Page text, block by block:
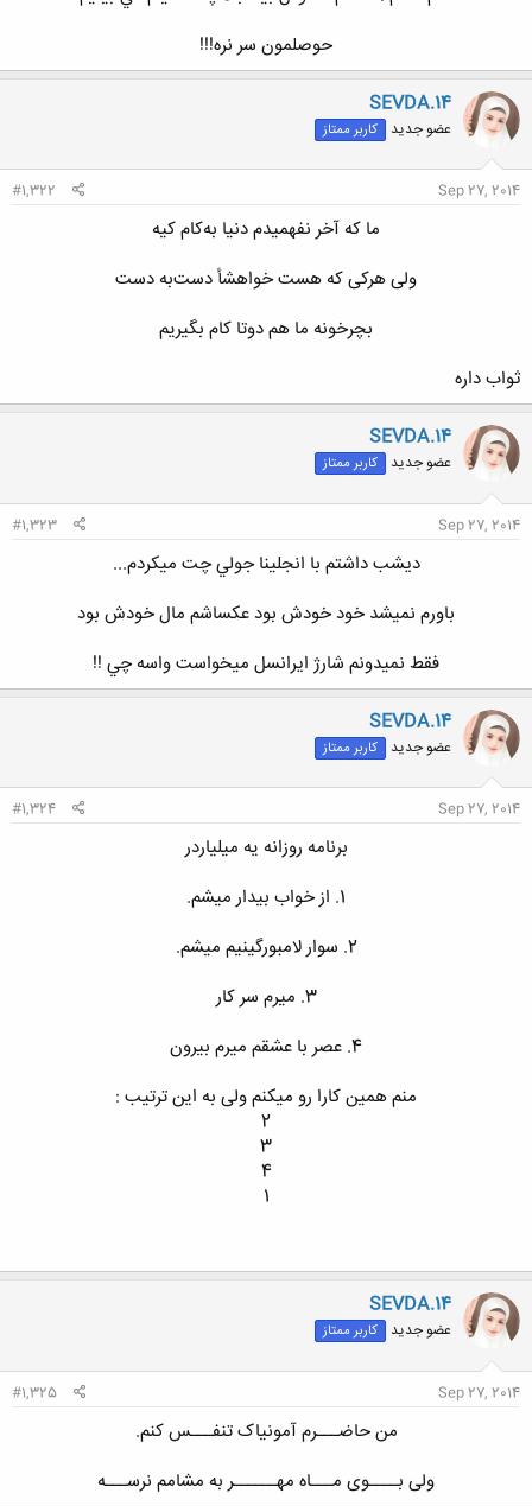
حوصلمون سر نره!!!​
SEVDA.14
عضو جدید کاربر ممتاز
Sep 27, 2014
#1,322
ﻣﺎ ﮐﻪ ﺁﺧﺮ ﻧﻔﻬﻤﻴﺪﻡ ﺩﻧﯿﺎ ﺑﻪﮐﺎﻡ ﮐﯿﻪ​
ﻭﻟﯽ ﻫﺮﮐﯽ ﮐﻪ ﻫﺴﺖ ﺧﻮﺍﻫﺸﺄ ﺩﺳﺖﺑﻪ ﺩﺳﺖ​
ﺑﭽﺮﺧﻮﻧﻪ ﻣﺎ ﻫﻢ ﺩﻭﺗﺎ ﮐﺎﻡ ﺑﮕﯿﺮﯾﻢ​
ﺛﻮﺍﺏ ﺩﺍﺭﻩ
SEVDA.14
عضو جدید کاربر ممتاز
Sep 27, 2014
#1,323
ديشب داشتم با انجلينا جولي چت ميکردم...​
باورم نميشد خود خودش بود عکساشم مال خودش بود​
فقط نميدونم شارژ ايرانسل ميخواست واسه چي !!​
SEVDA.14
عضو جدید کاربر ممتاز
Sep 27, 2014
#1,324
برنامه روزانه یه میلیاردر​
1. از خواب بیدار میشم.​
2. سوار لامبورگینیم میشم.​
3. میرم سر کار​
4. عصر با عشقم میرم بیرون​
منم همین کارا رو میکنم ولی به این ترتیب :​
2​
3​
4​
1​
SEVDA.14
عضو جدید کاربر ممتاز
Sep 27, 2014
#1,325
من حاضـــرم آمونیاک تنفـــس کنم.​
ولی بــــوی مـــاه مهــــــر به مشامم نرســـه​